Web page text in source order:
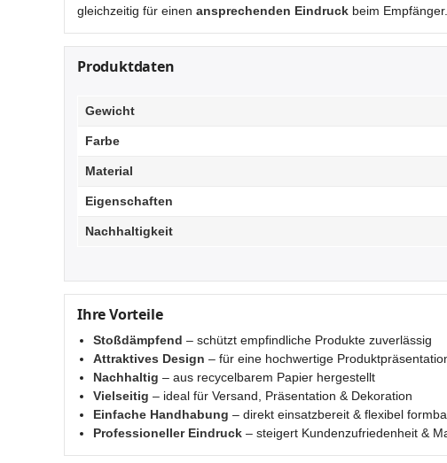
gleichzeitig für einen ansprechenden Eindruck beim Empfänger.
Produktdaten
Gewicht
Farbe
Material
Eigenschaften
Nachhaltigkeit
Ihre Vorteile
Stoßdämpfend – schützt empfindliche Produkte zuverlässig
Attraktives Design – für eine hochwertige
Nachhaltig – aus recycelbarem Papier hergestellt
Vielseitig – ideal für Versand, Präsentation & Dekoration
Einfache Handhabung – direkt einsatzbereit & flexibel
Professioneller Eindruck – steigert Kundenzufriedenheit &